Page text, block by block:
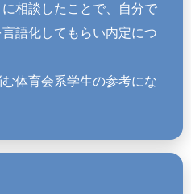
相談したことで、自分で
語化してもらい内定につ
体育会系学生の参考にな